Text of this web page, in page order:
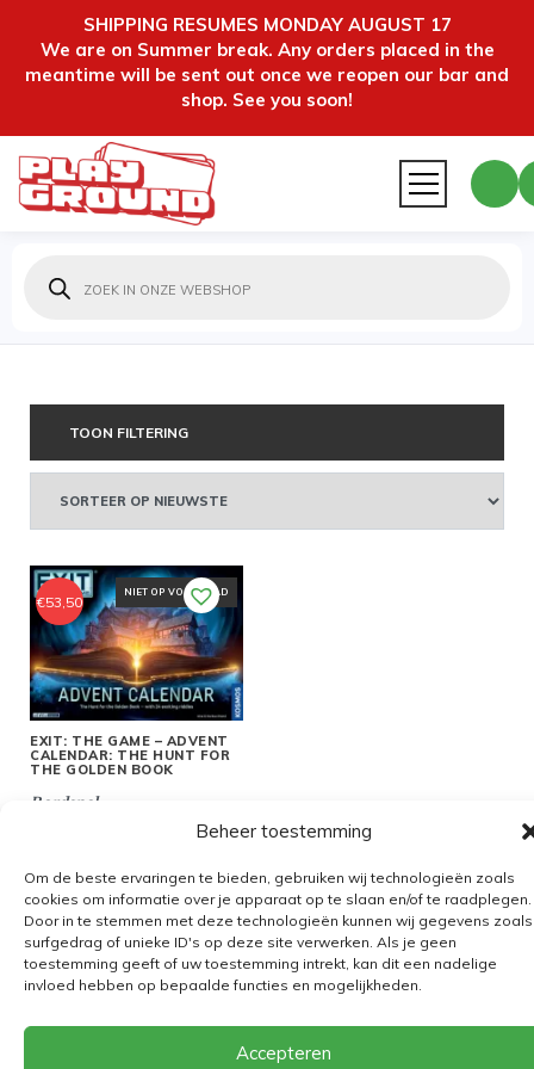
SHIPPING RESUMES MONDAY AUGUST 17
We are on Summer break. Any orders placed in the
meantime will be sent out once we reopen our bar and
shop. See you soon!
Beheer toestemming
Om de beste ervaringen te bieden, gebruiken wij technologieën zoals
cookies om informatie over je apparaat op te slaan en/of te raadplegen.
Door in te stemmen met deze technologieën kunnen wij gegevens zoals
surfgedrag of unieke ID's op deze site verwerken. Als je geen
toestemming geeft of uw toestemming intrekt, kan dit een nadelige
invloed hebben op bepaalde functies en mogelijkheden.
Accepteren
zoeken
TOON FILTERING
NIET OP VOORRAAD
EXIT: THE GAME – ADVENT
CALENDAR: THE HUNT FOR
THE GOLDEN BOOK
Bordspel
€53,50
Algemene voorwaarden
Verzending